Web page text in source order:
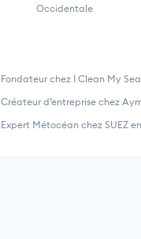
Occidentale
Fondateur chez I Clean My Sea
Créateur d’entreprise chez
Expert Métocéan chez SUEZ